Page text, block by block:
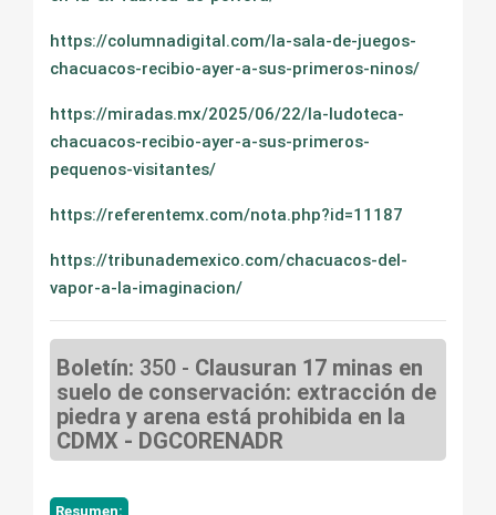
https://columnadigital.com/la-sala-de-juegos-
chacuacos-recibio-ayer-a-sus-primeros-ninos/
https://miradas.mx/2025/06/22/la-ludoteca-
chacuacos-recibio-ayer-a-sus-primeros-
pequenos-visitantes/
https://referentemx.com/nota.php?id=11187
https://tribunademexico.com/chacuacos-del-
vapor-a-la-imaginacion/
Boletín: 350 - Clausuran 17 minas en
suelo de conservación: extracción de
piedra y arena está prohibida en la
CDMX - DGCORENADR
Resumen: